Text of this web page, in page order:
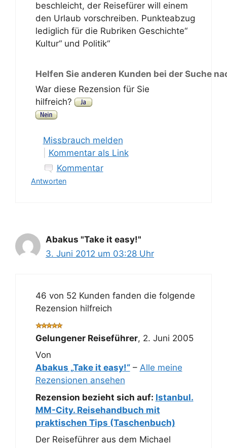
beschleicht, der Reisefürer will einem
den Urlaub vorschreiben. Punkteabzug
lediglich für die Rubriken Geschichte“
Kultur“ und Politik“
Helfen Sie anderen Kunden bei der Suche
War diese Rezension für Sie
hilfreich?
Missbrauch melden
Kommentar als Link
Kommentar
Antworten
Abakus "Take it easy!"
3. Juni 2012 um 03:28 Uhr
46 von 52 Kunden fanden die folgende
Rezension hilfreich
Gelungener Reiseführer, 2. Juni 2005
Von
Abakus „Take it easy!“– Alle meine
Rezensionen ansehen
Rezension bezieht sich auf: Istanbul.
MM-City. Reisehandbuch mit
praktischen Tips (Taschenbuch)
Der Reiseführer aus dem Michael